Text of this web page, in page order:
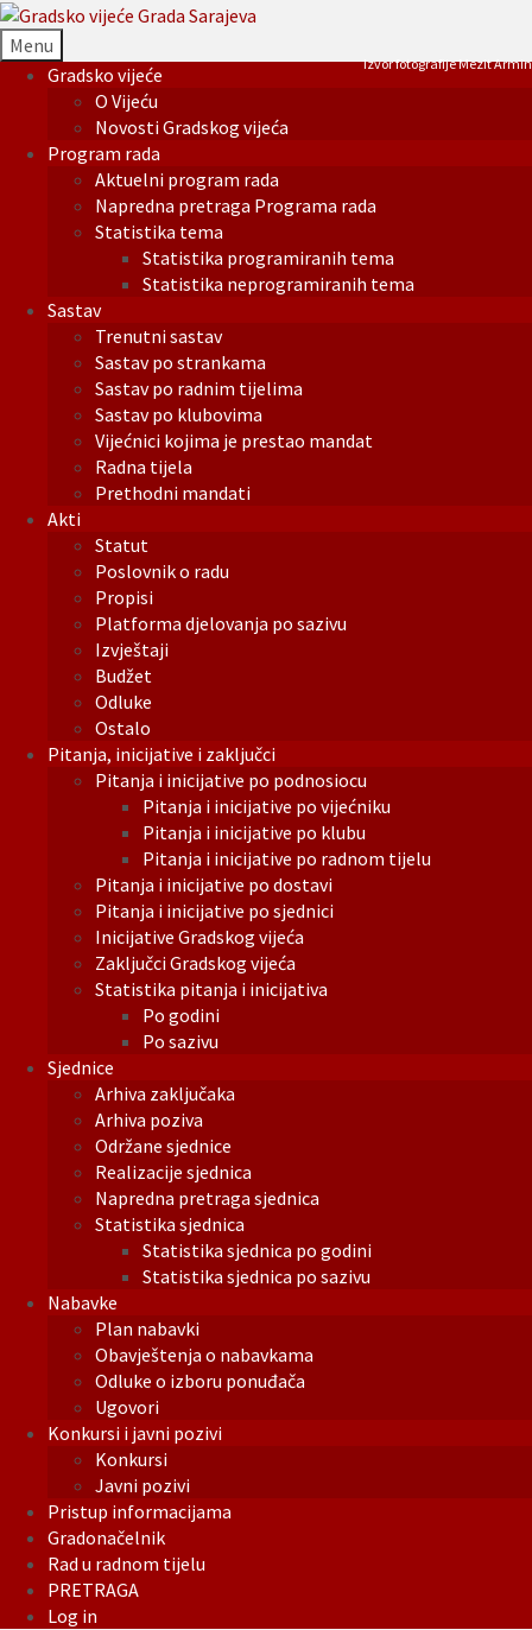
Menu
Gradsko vijeće
O Vijeću
Novosti Gradskog vijeća
Program rada
Aktuelni program rada
Napredna pretraga Programa rada
Statistika tema
Statistika programiranih tema
Statistika neprogramiranih tema
Sastav
Trenutni sastav
Sastav po strankama
Sastav po radnim tijelima
Sastav po klubovima
Vijećnici kojima je prestao mandat
Radna tijela
Prethodni mandati
Akti
Statut
Poslovnik o radu
Propisi
Platforma djelovanja po sazivu
Izvještaji
Budžet
Odluke
Ostalo
Pitanja, inicijative i zaključci
Pitanja i inicijative po podnosiocu
Pitanja i inicijative po vijećniku
Pitanja i inicijative po klubu
Pitanja i inicijative po radnom tijelu
Pitanja i inicijative po dostavi
Pitanja i inicijative po sjednici
Inicijative Gradskog vijeća
Zaključci Gradskog vijeća
Statistika pitanja i inicijativa
Po godini
Po sazivu
Sjednice
Arhiva zaključaka
Arhiva poziva
Održane sjednice
Realizacije sjednica
Napredna pretraga sjednica
Statistika sjednica
Statistika sjednica po godini
Statistika sjednica po sazivu
Nabavke
Plan nabavki
Obavještenja o nabavkama
Odluke o izboru ponuđača
Ugovori
Konkursi i javni pozivi
Konkursi
Javni pozivi
Pristup informacijama
Gradonačelnik
Rad u radnom tijelu
PRETRAGA
Log in
Izvor fotografije Mezit Armin